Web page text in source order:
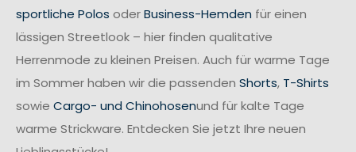
sportliche Polos oderBusiness-Hemden für einen
lässigen Streetlook – hier finden qualitative
Herrenmode zu kleinen Preisen. Auch für warme Tage
im Sommer haben wir die passenden Shorts, T-Shirts
sowie Cargo- und Chinohosenund für kalte Tage
warme Strickware. Entdecken Sie jetzt Ihre neuen